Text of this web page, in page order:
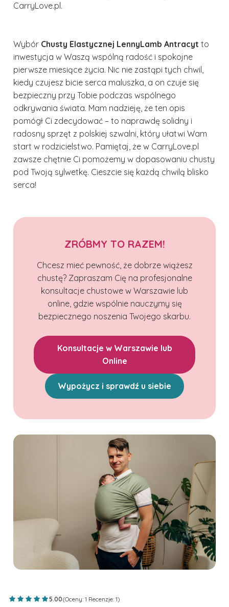
CarryLove.pl.
Wybór Chusty Elastycznej LennyLamb Antracyt to
inwestycja w Waszą wspólną radość i spokojne
pierwsze miesiące życia. Nic nie zastąpi tych chwil,
kiedy czujesz bicie serca maluszka, a on czuje się
bezpieczny przy Tobie podczas wspólnego
odkrywania świata. Mam nadzieję, że ten opis
pomógł Ci zdecydować – to naprawdę solidny i
radosny sprzęt z polskiej szwalni, który ułatwi Wam
start w rodzicielstwo. Pamiętaj, że w CarryLove.pl
zawsze chętnie Ci pomożemy w dopasowaniu chusty
pod Twoją sylwetkę. Cieszcie się każdą chwilą blisko
serca!
ZRÓBMY TO RAZEM!
Chcesz mieć pewność, że dobrze wiążesz
chustę? Zapraszam Cię na profesjonalne
konsultacje chustowe w Warszawie lub
online, gdzie wspólnie nauczymy się
bezpiecznego noszenia Twojego skarbu.
Konsultacje w Warszawie lub
Online
Wypożycz i sprawdź u siebie
5.00(Oceny: 1 Recenzje: 1)